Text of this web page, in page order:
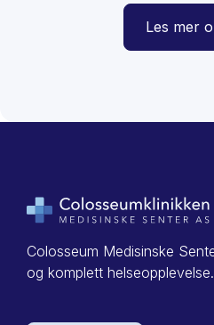
Les mer
Colosseum Medisinske
og komplett helseopplevelse.